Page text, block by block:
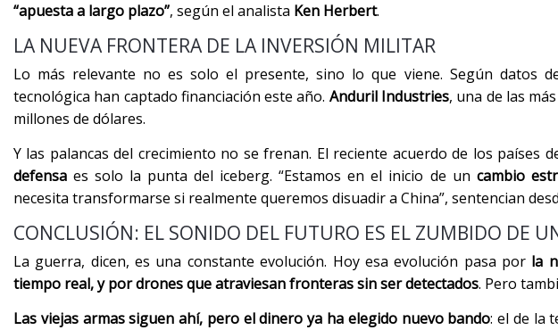
“apuesta a largo plazo”, según el analista Ken Herbert.
LA NUEVA FRONTERA DE LA INVERSIÓN MILITAR
Lo más relevante no es solo el presente, sino lo que viene. Según datos
tecnológica han captado financiación este año. Anduril Industries, una de las
millones de dólares.
Y las palancas del crecimiento no se frenan. El reciente acuerdo de los países
defensa es solo la punta del iceberg. “Estamos en el inicio de un cambio
necesita transformarse si realmente queremos disuadir a China”, sentencian
CONCLUSIÓN: EL SONIDO DEL FUTURO ES EL ZUMBIDO DE
La guerra, dicen, es una constante evolución. Hoy esa evolución pasa por la
tiempo real, y por drones que atraviesan fronteras sin ser detectados. Pero
Las viejas armas siguen ahí, pero el dinero ya ha elegido nuevo bando: el de la